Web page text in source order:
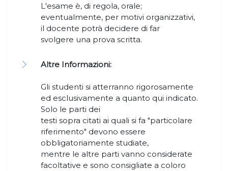
L'esame è, di regola, orale;
eventualmente, per motivi organizzativi,
il docente potrà decidere di far
svolgere una prova scritta.
Altre Informazioni:
Gli studenti si atterranno rigorosamente
ed esclusivamente a quanto qui indicato.
Solo le parti dei
testi sopra citati ai quali si fa "particolare
riferimento" devono essere
obbligatoriamente studiate,
mentre le altre parti vanno considerate
facoltative e sono consigliate a coloro